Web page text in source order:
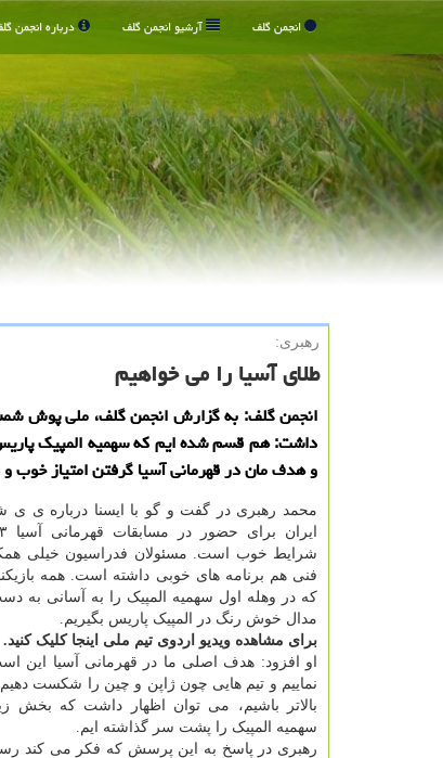
انجمن گلف آرشیو انجمن گلف درباره انجمن
رهبری:
طلای آسیا را می خواهیم
انجمن گلف: به گزارش انجمن گلف، ملی پوش
داشت: هم قسم شده ایم که سهمیه المپیک
و هدف مان در قهرمانی آسیا گرفتن امتیاز خوب
محمد رهبری در گفت و گو با ایسنا درباره ی ی
شرایط خوب است. مسئولان فدراسیون خیلی
فنی هم برنامه های خوبی داشته است. همه
که در وهله اول سهمیه المپیک را به آسانی به
مدال خوش رنگ در المپیک پاریس بگیریم.
برای مشاهده ویدیو اردوی تیم ملی اینجا کلیک کنید.
او افزود: هدف اصلی ما در قهرمانی آسیا این
نماییم و تیم هایی چون ژاپن و چین را شکست دهیم.
بالاتر باشیم، می توان اظهار داشت که بخش
سهمیه المپیک را پشت سر گذاشته ایم.
رهبری در پاسخ به این پرسش که فکر می کند